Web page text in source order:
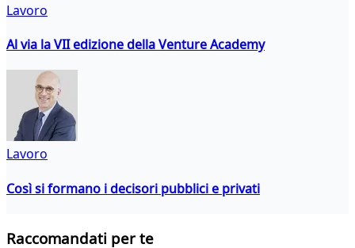
Lavoro
Al via la VII edizione della Venture Academy
Lavoro
Così si formano i decisori pubblici e privati
Raccomandati per te